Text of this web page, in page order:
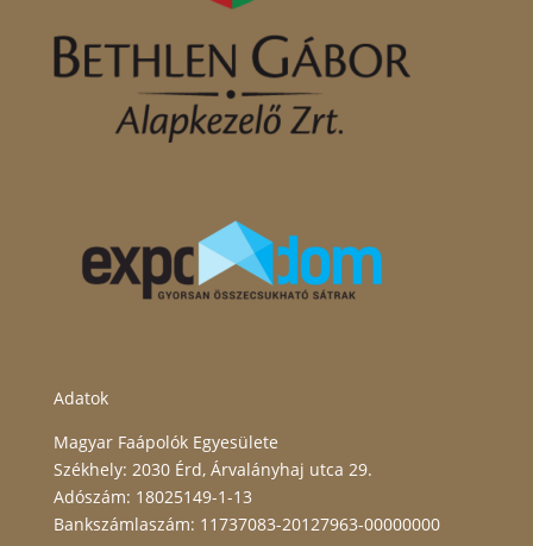
Adatok
Magyar Faápolók Egyesülete
Székhely: 2030 Érd, Árvalányhaj utca 29.
Adószám: 18025149-1-13
Bankszámlaszám: 11737083-20127963-00000000